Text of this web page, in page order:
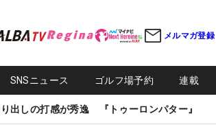
メルマガ登録
SNSニュース ゴルフ場予約 連載
出しの打感が秀逸 『トゥーロンパター』